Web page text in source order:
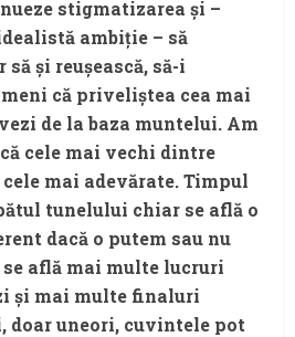
stigmatizarea și –
ambiție – să
și reușească, să-i
că priveliștea cea mai
de la baza muntelui. Am
cele mai vechi dintre
mai adevărate. Timpul
tunelului chiar se află o
dacă o putem sau nu
se află mai multe lucruri
și mai multe finaluri
doar uneori, cuvintele pot